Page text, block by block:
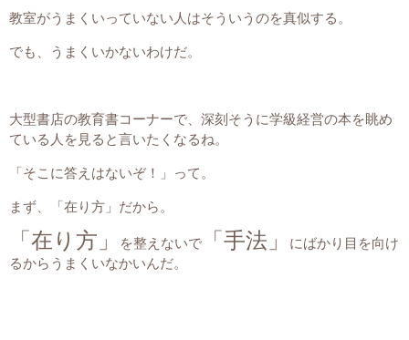
教室がうまくいっていない人はそういうのを真似する。
でも、うまくいかないわけだ。
大型書店の教育書コーナーで、深刻そうに学級経営の本を眺め
ている人を見ると言いたくなるね。
「そこに答えはないぞ！」って。
まず、「在り方」だから。
「在り方」 を整えないで 「手法」
にばかり目を向け
るからうまくいなかいんだ。